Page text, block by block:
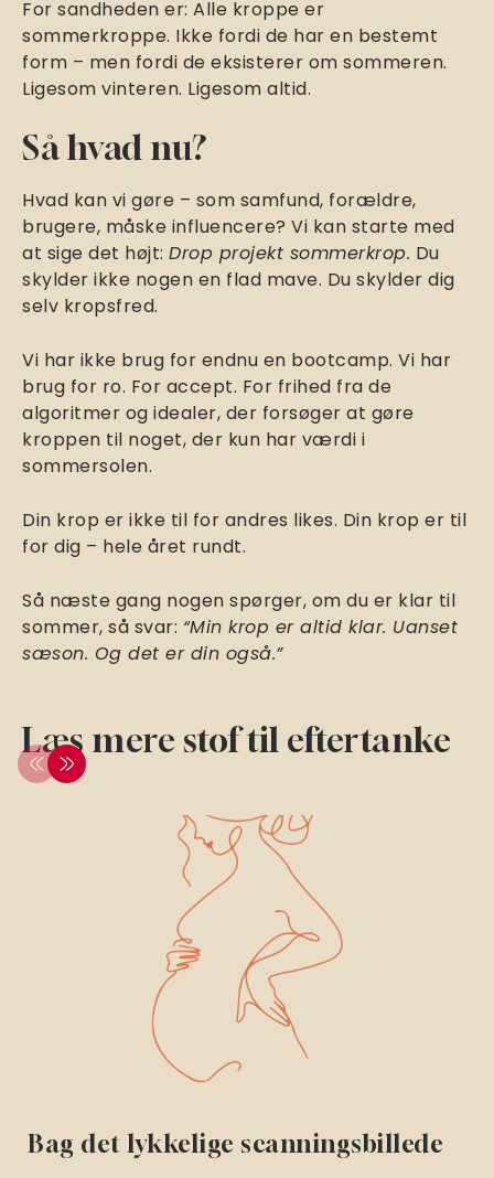
For sandheden er: Alle kroppe er
sommerkroppe. Ikke fordi de har en bestemt
form – men fordi de eksisterer om sommeren.
Ligesom vinteren. Ligesom altid.
Så hvad nu?
Hvad kan vi gøre – som samfund, forældre,
brugere, måske influencere? Vi kan starte med
at sige det højt: Drop projekt sommerkrop. Du
skylder ikke nogen en flad mave. Du skylder dig
selv kropsfred.
Vi har ikke brug for endnu en bootcamp. Vi har
brug for ro. For accept. For frihed fra de
algoritmer og idealer, der forsøger at gøre
kroppen til noget, der kun har værdi i
sommersolen.
Din krop er ikke til for andres likes. Din krop er til
for dig – hele året rundt.
Så næste gang nogen spørger, om du er klar til
sommer, så svar: “Min krop er altid klar. Uanset
sæson. Og det er din også.”
Læs mere stof til eftertanke
Bag det lykkelige scanningsbillede